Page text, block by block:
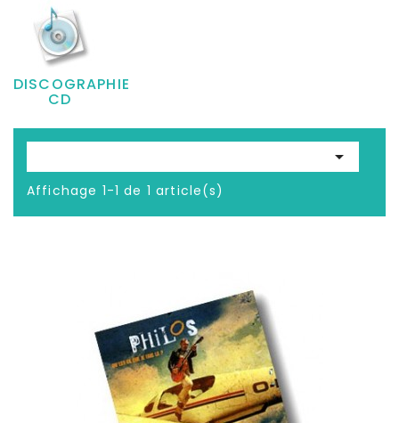
DISCOGRAPHIE
CD

Affichage 1-1 de 1 article(s)